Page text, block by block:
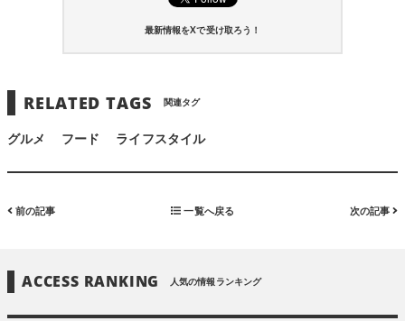
最新情報をXで受け取ろう！
RELATED TAGS 関連タグ
グルメ フード ライフスタイル
前の記事 一覧へ戻る 次の記事
ACCESS RANKING 人気の情報ランキング